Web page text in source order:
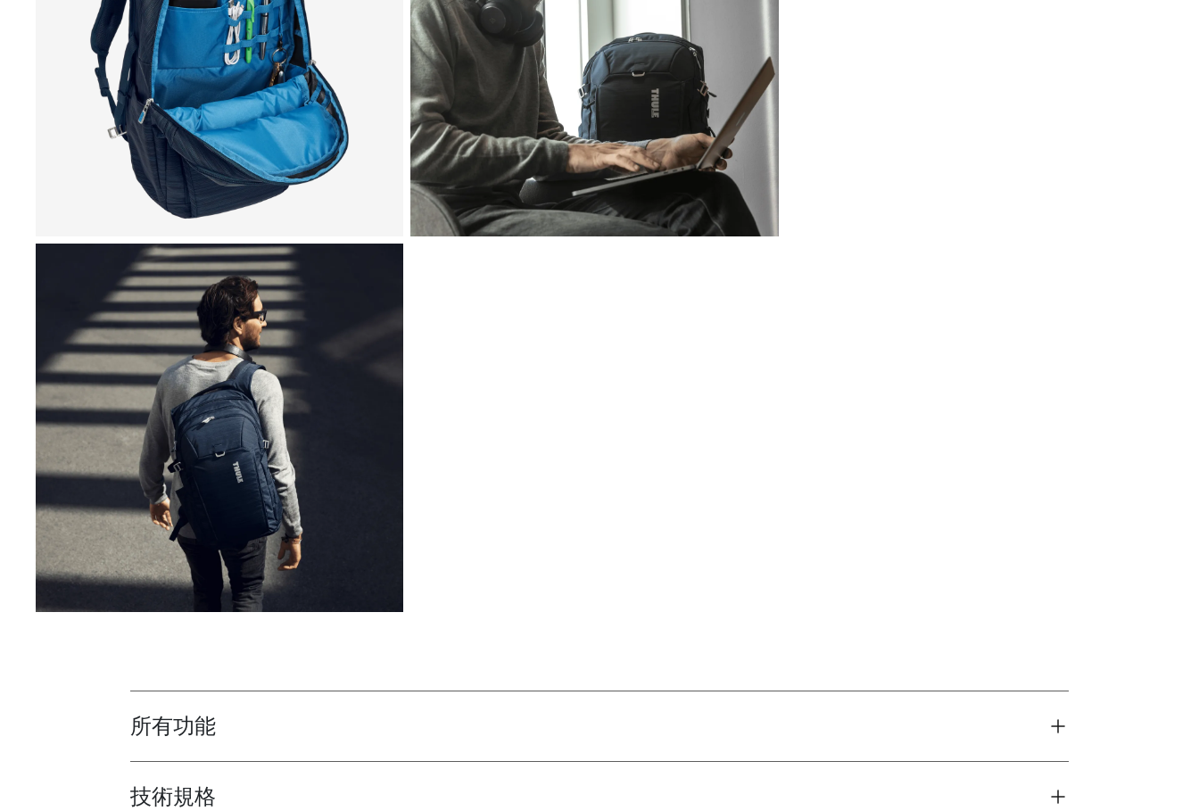
Toggle features
所有功能
Toggle techspec
技術規格